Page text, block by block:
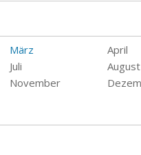
März
April
Juli
August
November